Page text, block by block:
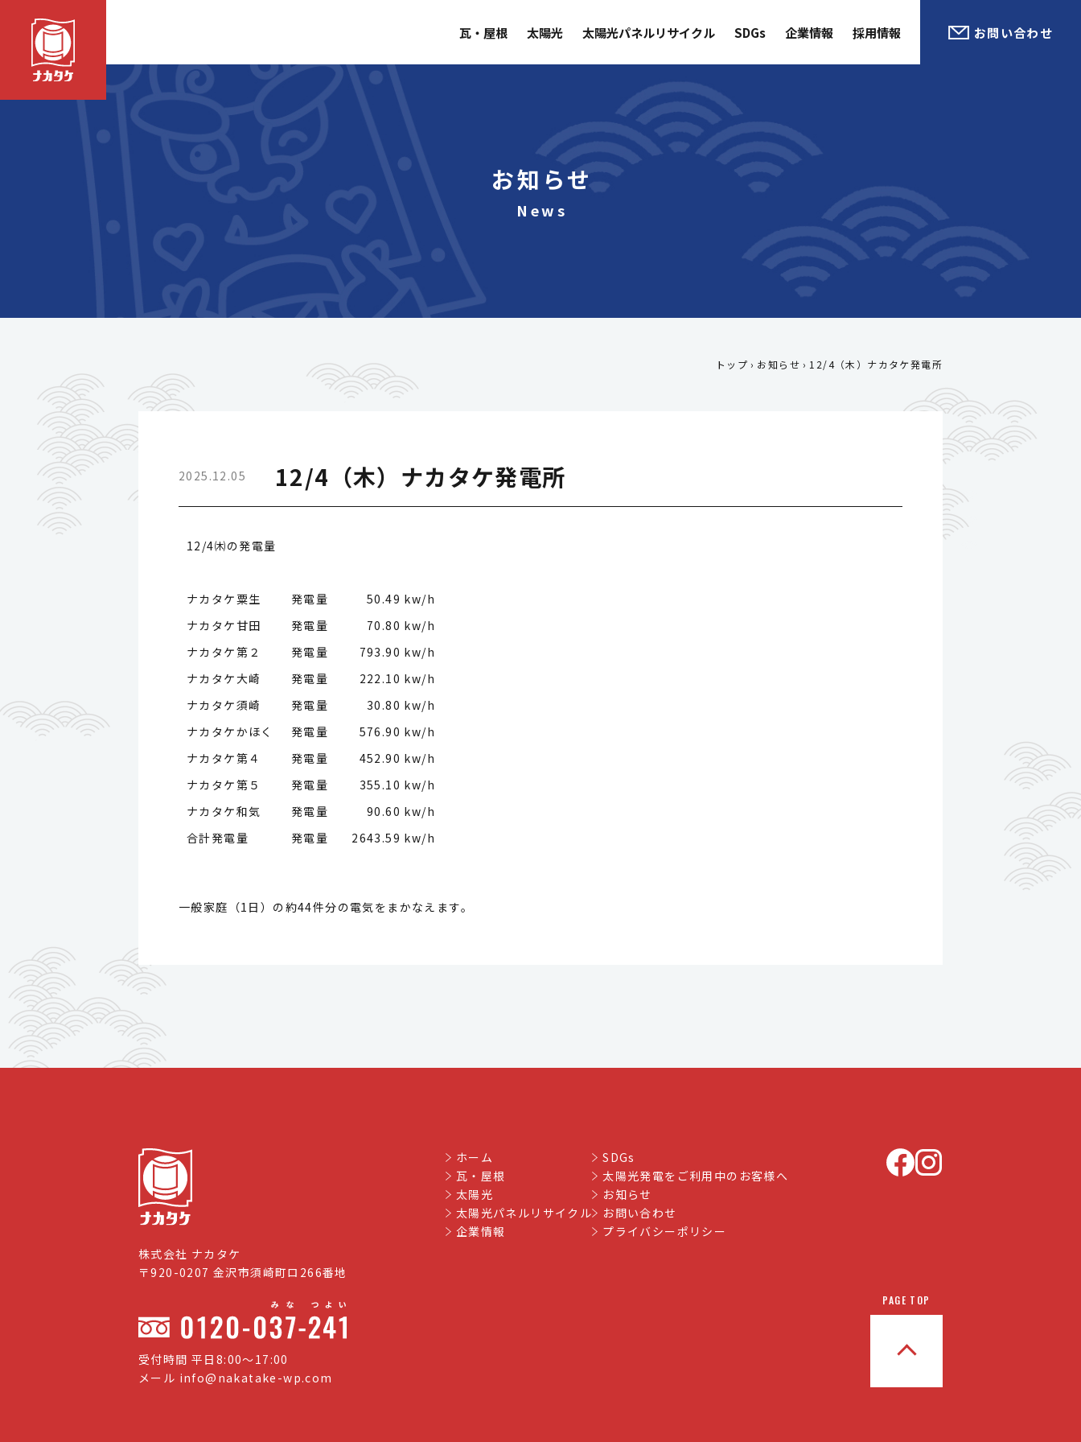
瓦・屋根 太陽光 太陽光パネルリサイクル SDGs 企業情報 採用情報 お問い合わせ
お知らせ
トップ お知らせ 12/4（木）ナカタケ発電所
2025.12.05 12/4（木）ナカタケ発電所
12/4㈭の発電量
ナカタケ粟生 発電量
50.49 kw/h
ナカタケ甘田 発電量
70.80 kw/h
ナカタケ第２ 発電量
793.90 kw/h
ナカタケ大崎 発電量
222.10 kw/h
ナカタケ須崎 発電量
30.80 kw/h
ナカタケかほく 発電量
576.90 kw/h
ナカタケ第４ 発電量
452.90 kw/h
ナカタケ第５ 発電量
355.10 kw/h
ナカタケ和気 発電量
90.60 kw/h
合計発電量 発電量
2643.59 kw/h
一般家庭（1日）の約44件分の電気をまかなえます。
株式会社 ナカタケ
〒920-0207 金沢市須崎町ロ266番地
受付時間 平日8:00〜17:00
メール info@nakatake-wp.com
ホーム
瓦・屋根
太陽光
太陽光パネルリサイクル
企業情報
SDGs
太陽光発電をご利用中のお客様へ
お知らせ
お問い合わせ
プライバシーポリシー
PAGE TOP